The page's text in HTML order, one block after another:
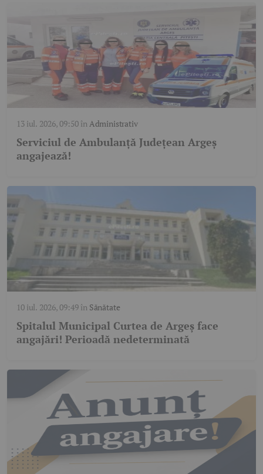
13 iul. 2026, 09:50înAdministrativ
Serviciul de Ambulanță Județean Argeș
angajează!
10 iul. 2026, 09:49în Sănătate
Spitalul Municipal Curtea de Argeș face
angajări! Perioadă nedeterminată